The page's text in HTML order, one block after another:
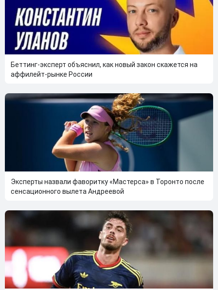
Беттинг-эксперт объяснил, как новый закон скажется на
аффилейт-рынке России
Эксперты назвали фаворитку «Мастерса» в Торонто после
сенсационного вылета Андреевой